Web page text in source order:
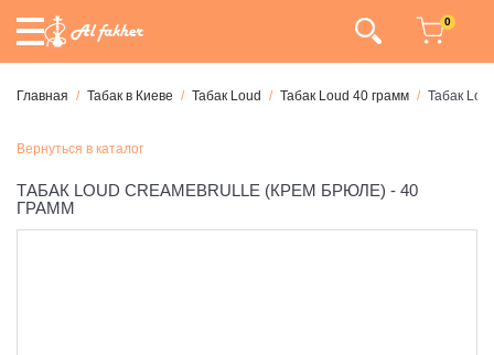
0
Главная Табак в Киеве Табак Loud Табак Loud 40 грамм Табак
Вернуться в каталог
ТАБАК LOUD CREAMEBRULLE (КРЕМ БРЮЛЕ) - 40
ГРАММ